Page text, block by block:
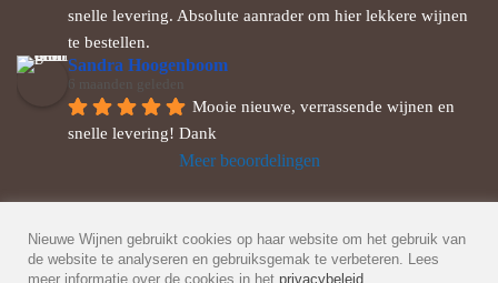
snelle levering. Absolute aanrader om hier lekkere wijnen
te bestellen.
Sandra Hoogenboom
6 maanden geleden
Mooie nieuwe, verrassende wijnen en
snelle levering! Dank
Meer beoordelingen
© 2026 Nieuwe WijnenVeel gestelde vragen-Privacybeleid-
Algemene Voorwaarden
Nieuwe Wijnen gebruikt cookies op haar website om het gebruik van
de website te analyseren en gebruiksgemak te verbeteren. Lees
meer informatie over de cookies in het privacybeleid